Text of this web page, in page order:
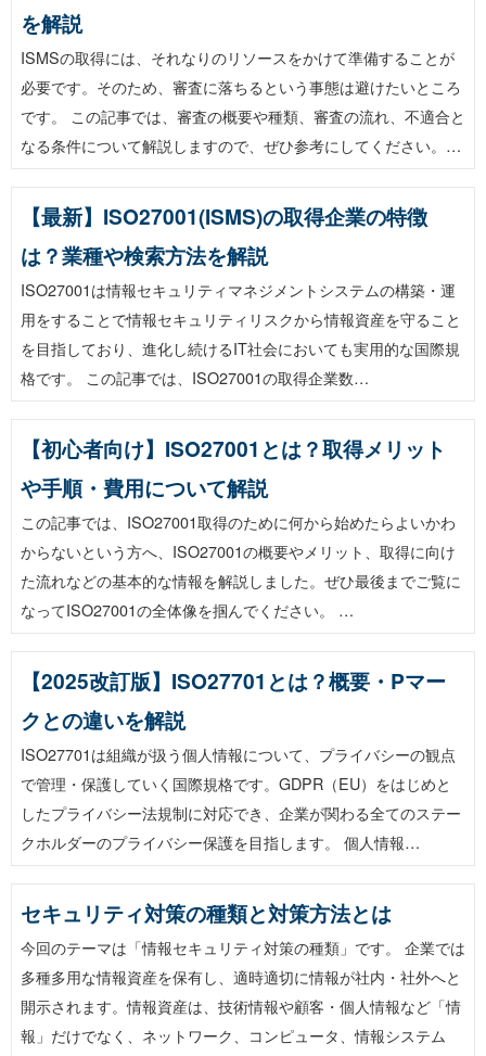
を解説
ISMSの取得には、それなりのリソースをかけて準備することが
必要です。そのため、審査に落ちるという事態は避けたいところ
です。 この記事では、審査の概要や種類、審査の流れ、不適合と
なる条件について解説しますので、ぜひ参考にしてください。…
【最新】ISO27001(ISMS)の取得企業の特徴
は？業種や検索方法を解説
ISO27001は情報セキュリティマネジメントシステムの構築・運
用をすることで情報セキュリティリスクから情報資産を守ること
を目指しており、進化し続けるIT社会においても実用的な国際規
格です。 この記事では、ISO27001の取得企業数…
【初心者向け】ISO27001とは？取得メリット
や手順・費用について解説
この記事では、ISO27001取得のために何から始めたらよいかわ
からないという方へ、ISO27001の概要やメリット、取得に向け
た流れなどの基本的な情報を解説しました。ぜひ最後までご覧に
なってISO27001の全体像を掴んでください。 …
【2025改訂版】ISO27701とは？概要・Pマー
クとの違いを解説
ISO27701は組織が扱う個人情報について、プライバシーの観点
で管理・保護していく国際規格です。GDPR（EU）をはじめと
したプライバシー法規制に対応でき、企業が関わる全てのステー
クホルダーのプライバシー保護を目指します。 個人情報…
セキュリティ対策の種類と対策方法とは
今回のテーマは「情報セキュリティ対策の種類」です。 企業では
多種多用な情報資産を保有し、適時適切に情報が社内・社外へと
開示されます。情報資産は、技術情報や顧客・個人情報など「情
報」だけでなく、ネットワーク、コンピュータ、情報システム